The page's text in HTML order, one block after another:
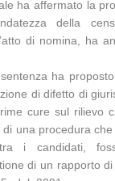
ha affermato la
della
di nomina, ha
ha
di difetto di
cure sul rilievo
di una procedura
tra i candidati,
di un rapporto